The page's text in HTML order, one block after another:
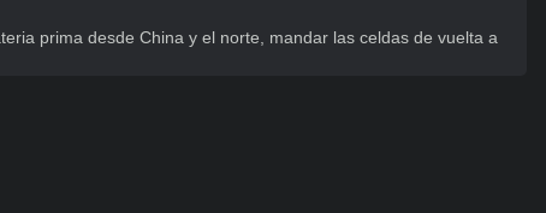
prima desde China y el norte, mandar las celdas de vuelta a